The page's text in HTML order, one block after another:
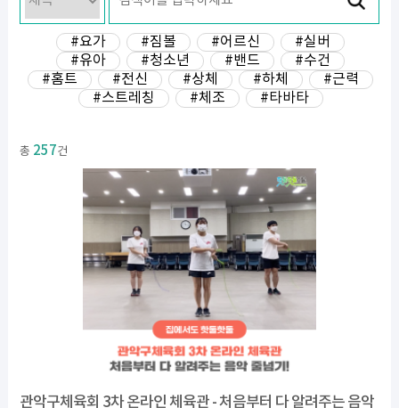
#요가 #짐볼 #어르신
#실버
#유아
#청소년 #밴드
#수건
#홈트
#전신 #상체 #하체
#근력
#스트레칭
#체조 #타바타
총 257건
관악구체육회 3차 온라인 체육관 - 처음부터 다 알려주는 음악